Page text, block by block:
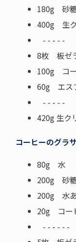
180g 砂
400g 生ク
- - - - -
8枚 板ゼ
100g コー
60g エス
- - - - -
420g 生ク
コーヒーのグラ
80g 水
200g 砂
200g 水
20g コー
- - - - - -